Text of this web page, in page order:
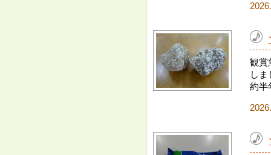
観賞
し
約半